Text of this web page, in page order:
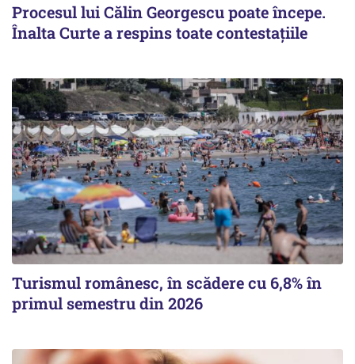
Procesul lui Călin Georgescu poate începe.
Înalta Curte a respins toate contestațiile
Turismul românesc, în scădere cu 6,8% în
primul semestru din 2026